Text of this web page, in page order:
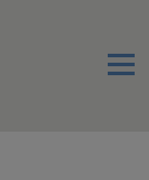
Menu